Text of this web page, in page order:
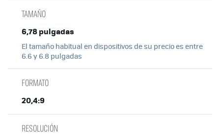
TAMAÑO
6,78 pulgadas
El tamaño habitual en dispositivos de su precio es entre
6.6 y 6.8 pulgadas
FORMATO
20,4:9
RESOLUCIÓN